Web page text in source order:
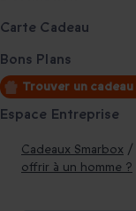
Carte Cadeau
Bons Plans
Trouver un cadeau
Espace Entreprise
Cadeaux Smarbox /
offrir à un homme ?